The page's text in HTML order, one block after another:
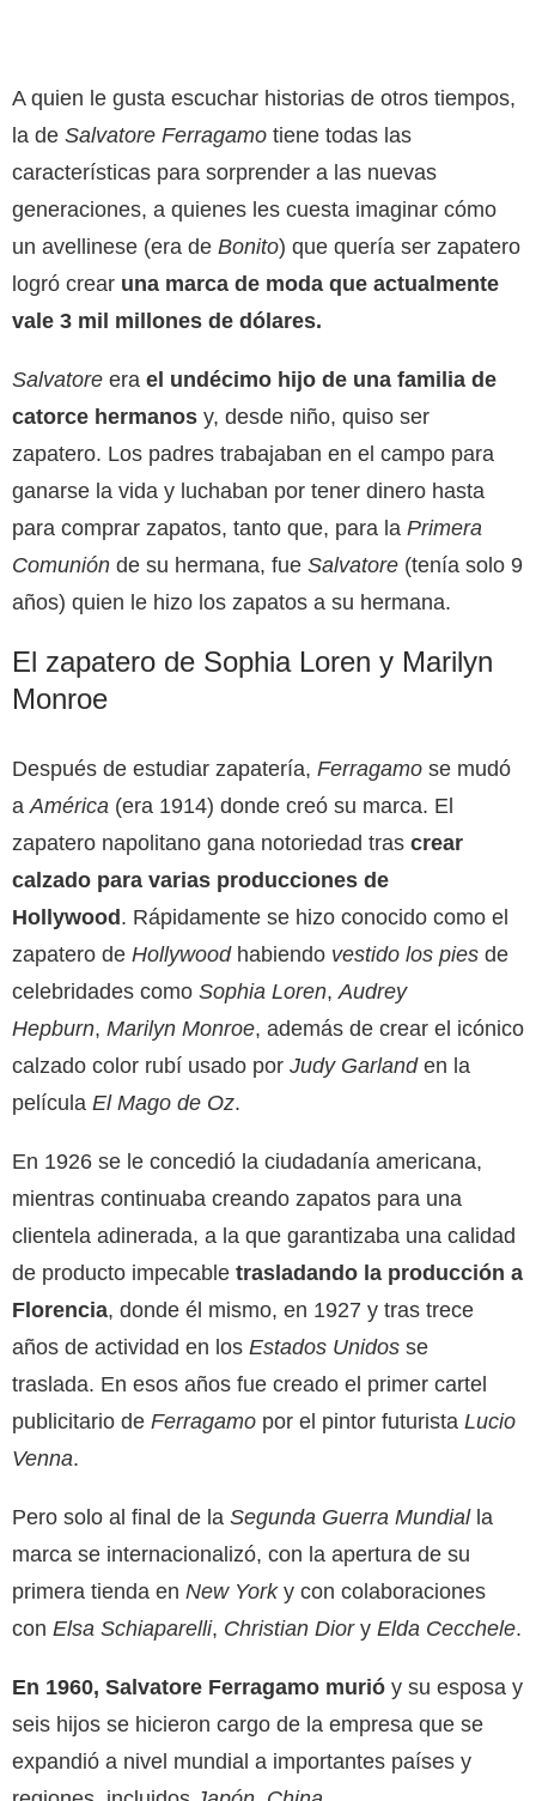
A quien le gusta escuchar historias de otros tiempos,
la de Salvatore Ferragamo tiene todas las
características para sorprender a las nuevas
generaciones, a quienes les cuesta imaginar cómo
un avellinese (era de Bonito) que quería ser zapatero
logró crear una marca de moda que actualmente
vale 3 mil millones de dólares.
Salvatore era el undécimo hijo de una familia de
catorce hermanos y, desde niño, quiso ser
zapatero. Los padres trabajaban en el campo para
ganarse la vida y luchaban por tener dinero hasta
para comprar zapatos, tanto que, para la Primera
Comunión de su hermana, fue Salvatore (tenía solo 9
años) quien le hizo los zapatos a su hermana.
El zapatero de Sophia Loren y Marilyn
Monroe
Después de estudiar zapatería, Ferragamo se mudó
a América (era 1914) donde creó su marca. El
zapatero napolitano gana notoriedad tras crear
calzado para varias producciones de
Hollywood. Rápidamente se hizo conocido como el
zapatero de Hollywoodhabiendo vestido los pies de
celebridades como Sophia Loren, Audrey
Hepburn, Marilyn Monroe, además de crear el icónico
calzado color rubí usado por Judy Garlanden la
película El Mago de Oz.
En 1926 se le concedió la ciudadanía americana,
mientras continuaba creando zapatos para una
clientela adinerada, a la que garantizaba una calidad
de producto impecable trasladando la producción a
Florencia, donde él mismo, en 1927 y tras trece
años de actividad en los Estados Unidos se
traslada. En esos años fue creado el primer cartel
publicitario de Ferragamo por el pintor futurista Lucio
Venna.
Pero solo al final de la Segunda Guerra Mundialla
marca se internacionalizó, con la apertura de su
primera tienda en NewYorky con colaboraciones
con Elsa Schiaparelli, Christian Diory Elda Cecchele.
En 1960, Salvatore Ferragamo murió y su esposa y
seis hijos se hicieron cargo de la empresa que se
expandió a nivel mundial a importantes países y